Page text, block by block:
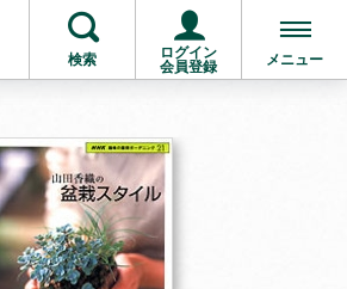
検索
ログイン
会員登録
メニュー
お支払いに進む